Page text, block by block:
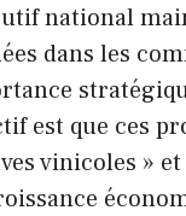
national
dans les
est que ces
vinicoles »